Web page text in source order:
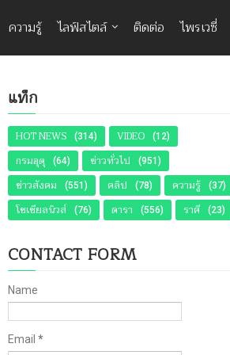
ความรู้ ไลฟ์สไตล์ ติดต่อ ไพรเวซี่
แท็ก
HOT NEWS (314) VIDEO (12)
กรมอุตุ (64) ข่าวทั่วไป (951)
ข่าวสังคม (551) คลิป (78) ความรู้ (37)
โซเชียลนิวส์ (76) ดารา (556) ราศี (23)
CONTACT FORM
Name
Email *